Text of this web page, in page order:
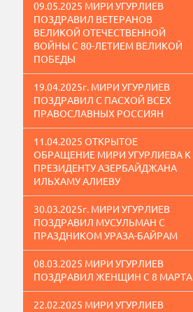
09.05.2025 МИРИ УГУРЛИЕВ
ПОЗДРАВИЛ ВЕТЕРАНОВ
ВЕЛИКОЙ ОТЕЧЕСТВЕННОЙ
ВОЙНЫ С 80-ЛЕТИЕМ ВЕЛИКОЙ
ПОБЕДЫ
19.04.2025г. МИРИ УГУРЛИЕВ
ПОЗДРАВИЛ С ПАСХОЙ ВСЕХ
ПРАВОСЛАВНЫХ РОССИЯН
11.04.2025 ОТКРЫТОЕ
ОБРАЩЕНИЕ МИРИ УГУРЛИЕВА К
ПРЕЗИДЕНТУ АЗЕРБАЙДЖАНА
ИЛЬХАМУ АЛИЕВУ
30.03.2025г. МИРИ УГУРЛИЕВ
ПОЗДРАВИЛ МУСУЛЬМАН С
ПРАЗДНИКОМ УРАЗА-БАЙРАМ
08.03.2025 МИРИ УГУРЛИЕВ
ПОЗДРАВИЛ ЖЕНЩИН С 8 МАРТА
22.02.2025 МИРИ УГУРЛИЕВ